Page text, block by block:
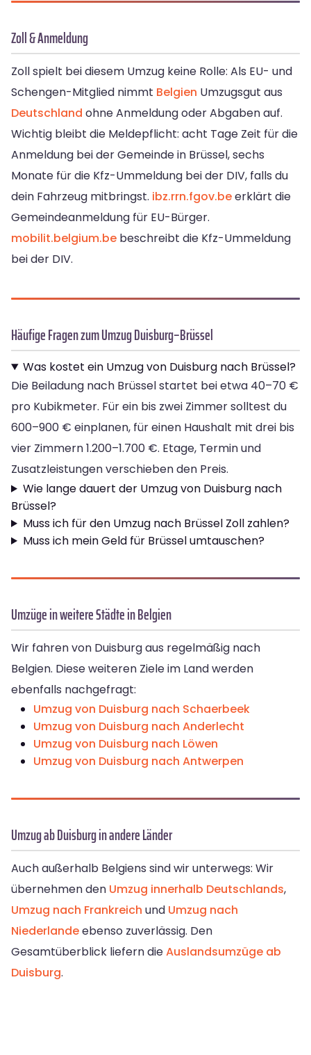
Zoll & Anmeldung
Zoll spielt bei diesem Umzug keine Rolle: Als EU- und
Schengen-Mitglied nimmt Belgien Umzugsgut aus
Deutschland ohne Anmeldung oder Abgaben auf.
Wichtig bleibt die Meldepflicht: acht Tage Zeit für die
Anmeldung bei der Gemeinde in Brüssel, sechs
Monate für die Kfz-Ummeldung bei der DIV, falls du
dein Fahrzeug mitbringst. ibz.rrn.fgov.beerklärt die
Gemeindeanmeldung für EU-Bürger.
mobilit.belgium.be beschreibt die Kfz-Ummeldung
bei der DIV.
Häufige Fragen zum Umzug Duisburg–Brüssel
Was kostet ein Umzug von Duisburg nach Brüssel?
Die Beiladung nach Brüssel startet bei etwa 40–70 €
pro Kubikmeter. Für ein bis zwei Zimmer solltest du
600–900 € einplanen, für einen Haushalt mit drei bis
vier Zimmern 1.200–1.700 €. Etage, Termin und
Zusatzleistungen verschieben den Preis.
Wie lange dauert der Umzug von Duisburg nach
Brüssel?
Muss ich für den Umzug nach Brüssel Zoll zahlen?
Muss ich mein Geld für Brüssel umtauschen?
Umzüge in weitere Städte in Belgien
Wir fahren von Duisburg aus regelmäßig nach
Belgien. Diese weiteren Ziele im Land werden
ebenfalls nachgefragt:
Umzug von Duisburg nach Schaerbeek
Umzug von Duisburg nach Anderlecht
Umzug von Duisburg nach Löwen
Umzug von Duisburg nach Antwerpen
Umzug ab Duisburg in andere Länder
Auch außerhalb Belgiens sind wir unterwegs: Wir
übernehmen den Umzug innerhalb Deutschlands,
Umzug nach Frankreich und Umzug nach
Niederlandeebenso zuverlässig. Den
Gesamtüberblick liefern dieAuslandsumzüge ab
Duisburg.